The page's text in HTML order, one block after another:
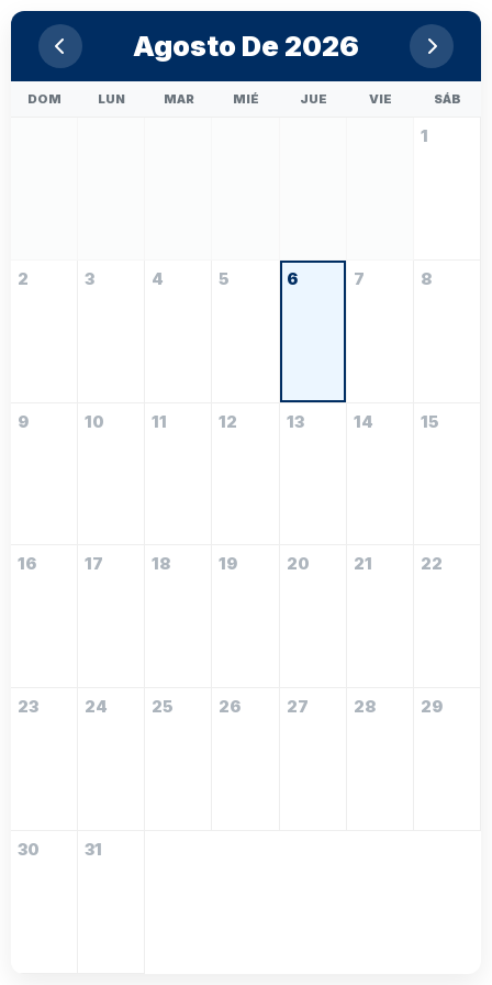
Agosto De 2026
DOM LUN MAR MIÉ JUE VIE SÁB
1
2 3 4 5 6 7 8
9 10 11 12 13 14 15
16 17 18 19 20 21 22
23 24 25 26 27 28 29
30 31